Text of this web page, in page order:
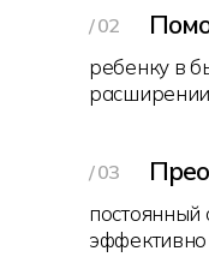
постоянный
эффективно
ребенку в
/ 03
/ 02